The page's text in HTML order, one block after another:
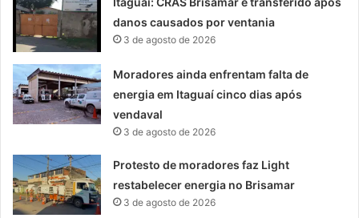
danos causados por ventania
3 de agosto de 2026
Moradores ainda enfrentam falta de
energia em Itaguaí cinco dias após
vendaval
3 de agosto de 2026
Protesto de moradores faz Light
restabelecer energia no Brisamar
3 de agosto de 2026